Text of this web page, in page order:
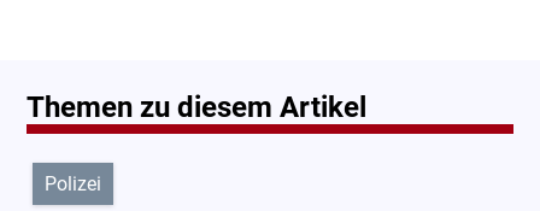
Themen zu diesem Artikel
Polizei